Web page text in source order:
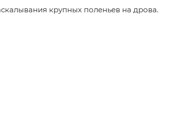
крупных поленьев на дрова.